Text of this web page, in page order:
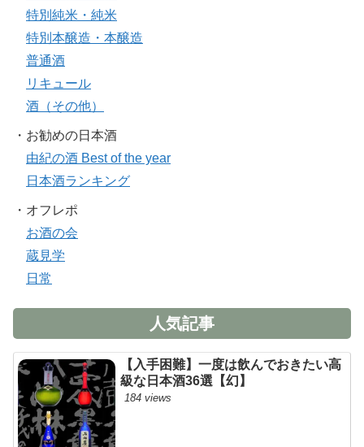
特別純米・純米
特別本醸造・本醸造
普通酒
リキュール
酒（その他）
・お勧めの日本酒
由紀の酒 Best of the year
日本酒ランキング
・オフレポ
お酒の会
蔵見学
日常
人気記事
【入手困難】一度は飲んでおきたい高
級な日本酒36選【幻】
184 views